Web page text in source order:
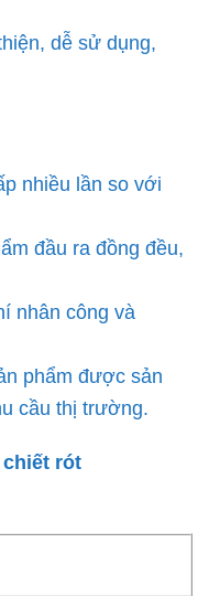
dễ sử dụng,
nhiều lần so với
đầu ra đồng đều,
nhân công và
phẩm được sản
cầu thị trường.
chiết rót